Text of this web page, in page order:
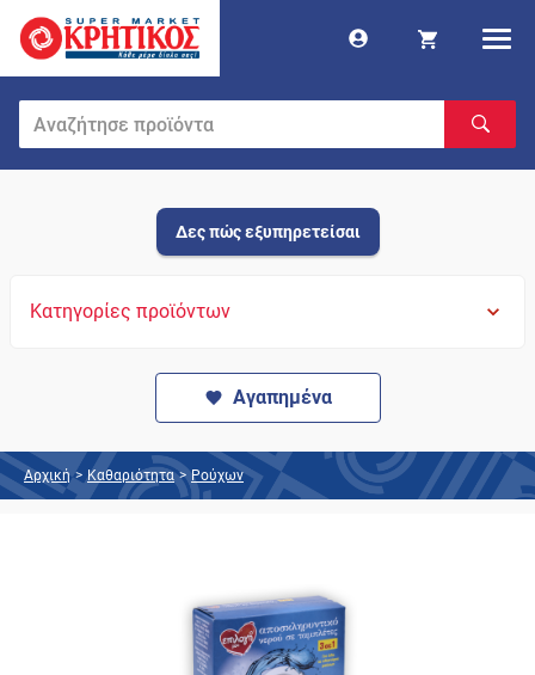
Δες πώς εξυπηρετείσαι
Κατηγορίες προϊόντων
Αγαπημένα
Αρχική > Καθαριότητα > Ρούχων